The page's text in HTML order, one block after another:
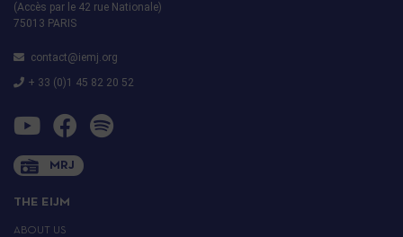
(Accès par le 42 rue Nationale)
75013 PARIS
contact@iemj.org
+ 33 (0)1 45 82 20 52
MRJ
THE EIJM
ABOUT US